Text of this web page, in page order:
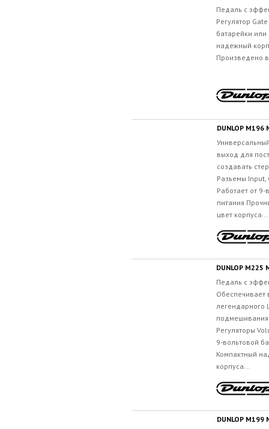
Педаль c
Регулятор
батарейки или
надежный
Произведено
DUNLOP M196
выход для
создавать
Разъемы Input,
Работает от
питания
цвет корпуса...
DUNLOP M225
Педаль c
Обеспечивает
легендарного
подмешивания
Регуляторы
9-вольтовой
Компактный
корпуса...
DUNLOP M199